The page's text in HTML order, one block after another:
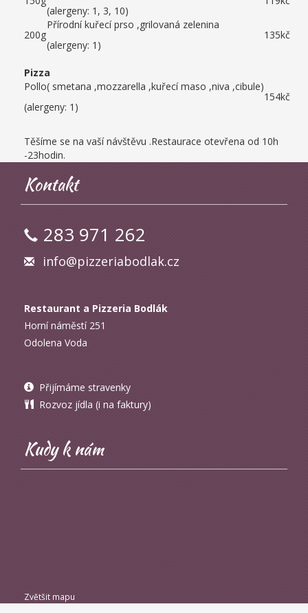
(alergeny: 1, 3, 10)
200g
Přírodní kuřecí prso ,grilovaná zelenina
(alergeny: 1)
135kč
Pizza
Pollo( smetana ,mozzarella ,kuřecí maso ,niva ,cibule)
(alergeny: 1)
154kč
Těšíme se na vaší návštěvu .Restaurace otevřena od 10h
-23hodin.
Kontakt
283 971 262
info@pizzeriabodlak.cz
Restaurant a Pizzeria Bodlák
Horní náměstí 251
Odolena Voda
Přijímáme stravenky
Rozvoz jídla (i na faktury)
Kudy k nám
Zvětšit mapu